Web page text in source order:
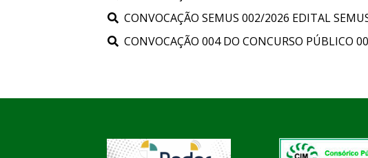
CONVOCAÇÃO SEMUS 002/2026 EDITAL
CONVOCAÇÃO 004 DO CONCURSO PÚBLICO